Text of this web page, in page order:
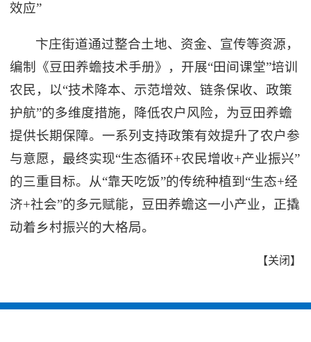
效应”
卞庄街道通过整合土地、资金、宣传等资源，
编制《豆田养蟾技术手册》，开展“田间课堂”培训
农民，以“技术降本、示范增效、链条保收、政策
护航”的多维度措施，降低农户风险，为豆田养蟾
提供长期保障。一系列支持政策有效提升了农户参
与意愿，最终实现“生态循环+农民增收+产业振兴”
的三重目标。从“靠天吃饭”的传统种植到“生态+经
济+社会”的多元赋能，豆田养蟾这一小产业，正撬
动着乡村振兴的大格局。
【关闭 】